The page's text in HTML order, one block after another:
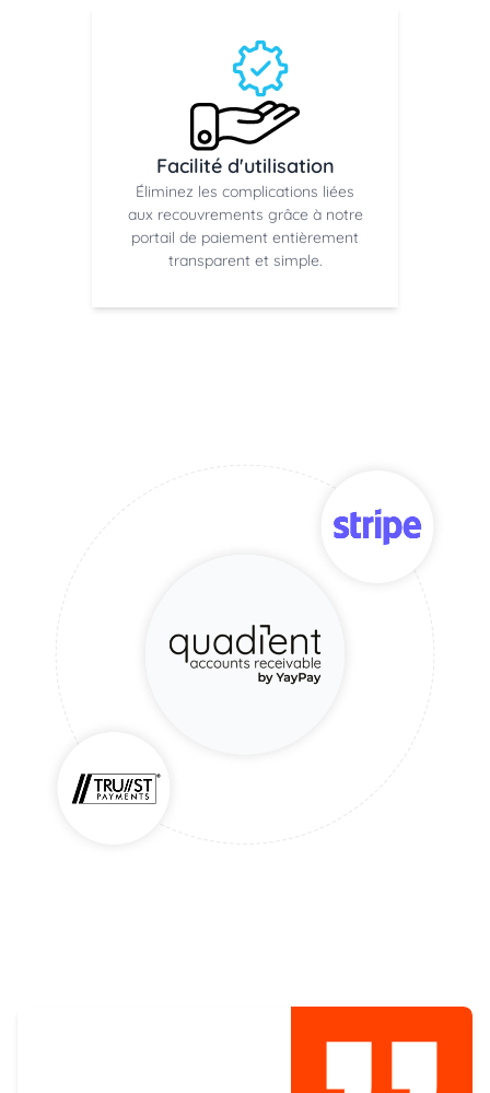
Facilité d'utilisation
Éliminez les complications liées
aux recouvrements grâce à notre
portail de paiement entièrement
transparent et simple.